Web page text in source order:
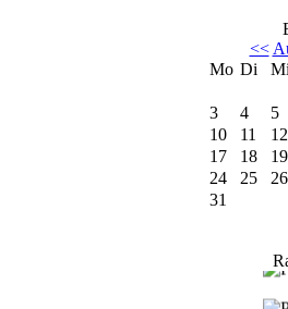
<<
Mo Di Mi
3
4 5
10
11 12
17
18 19
24
25 26
31